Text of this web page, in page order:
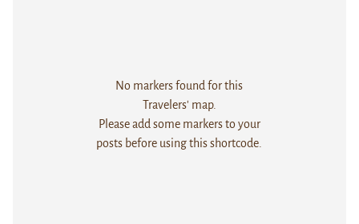
No markers found for this
Travelers' map.
Please add some markers to your
posts before using this shortcode.